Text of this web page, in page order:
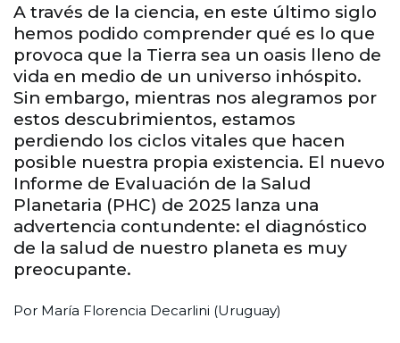
A través de la ciencia, en este último siglo
hemos podido comprender qué es lo que
provoca que la Tierra sea un oasis lleno de
vida en medio de un universo inhóspito.
Sin embargo, mientras nos alegramos por
estos descubrimientos, estamos
perdiendo los ciclos vitales que hacen
posible nuestra propia existencia. El nuevo
Informe de Evaluación de la Salud
Planetaria (PHC) de 2025 lanza una
advertencia contundente: el diagnóstico
de la salud de nuestro planeta es muy
preocupante.
Por María Florencia Decarlini (Uruguay)